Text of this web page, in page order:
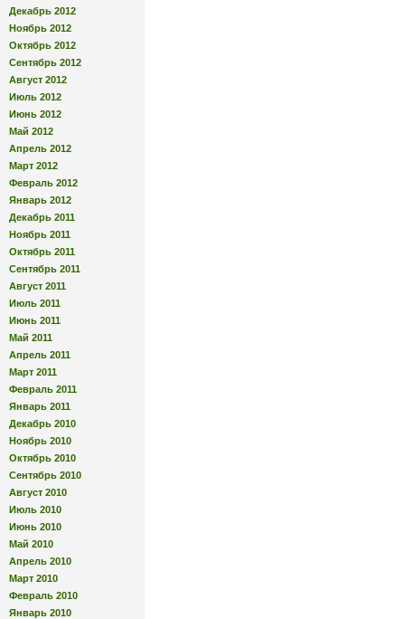
Декабрь 2012
Ноябрь 2012
Октябрь 2012
Сентябрь 2012
Август 2012
Июль 2012
Июнь 2012
Май 2012
Апрель 2012
Март 2012
Февраль 2012
Январь 2012
Декабрь 2011
Ноябрь 2011
Октябрь 2011
Сентябрь 2011
Август 2011
Июль 2011
Июнь 2011
Май 2011
Апрель 2011
Март 2011
Февраль 2011
Январь 2011
Декабрь 2010
Ноябрь 2010
Октябрь 2010
Сентябрь 2010
Август 2010
Июль 2010
Июнь 2010
Май 2010
Апрель 2010
Март 2010
Февраль 2010
Январь 2010